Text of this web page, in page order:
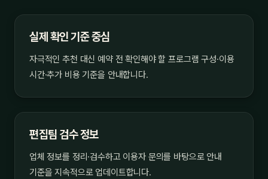
실제 확인 기준 중심
자극적인 추천 대신 예약 전 확인해야 할 프로그램 구성·이용
시간·추가 비용 기준을 안내합니다.
편집팀 검수 정보
업체 정보를 정리·검수하고 이용자 문의를 바탕으로 안내
기준을 지속적으로 업데이트합니다.